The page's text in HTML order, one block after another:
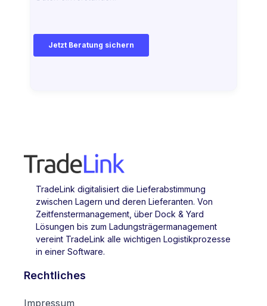
TradeLink digitalisiert die Lieferabstimmung
zwischen Lagern und deren Lieferanten. Von
Zeitfenstermanagement, über Dock & Yard
Lösungen bis zum Ladungsträgermanagement
vereint TradeLink alle wichtigen Logistikprozesse
in einer Software.
Rechtliches
Impressum